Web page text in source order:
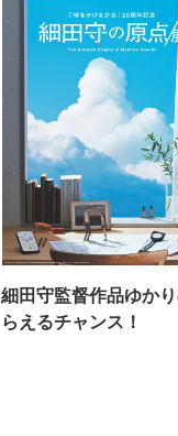
細田守監督作品ゆか
らえるチャンス！